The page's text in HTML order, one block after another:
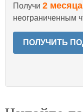
Получи 2
неограниченным
ПОЛУЧИТЬ